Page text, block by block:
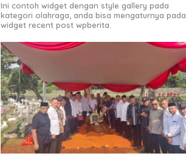
Ini contoh widget dengan style gallery pada
kategori olahraga, anda bisa mengaturnya pada
widget recent post wpberita.